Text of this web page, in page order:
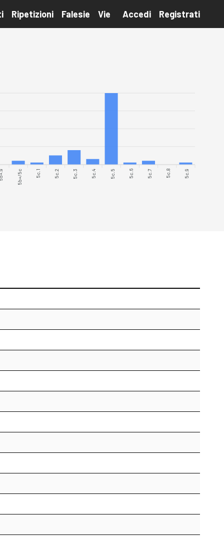
Ripetizioni Falesie Vie Accedi Registrati
5b+/5c 5c.1 5c.2 5c.3 5c.4 5c.5 5c.6 5c.7 5c.8 5c.9